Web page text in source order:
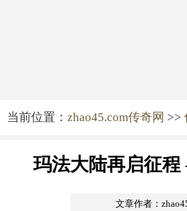
当前位置： zhao45.com传奇网 >>
玛法大陆再启征
文章作者：